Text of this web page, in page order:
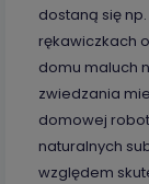
dostaną się
rękawiczkach
domu maluch
zwiedzania
domowej
naturalnych
względem